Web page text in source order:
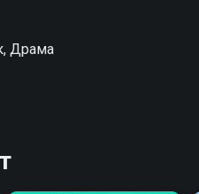
Драма